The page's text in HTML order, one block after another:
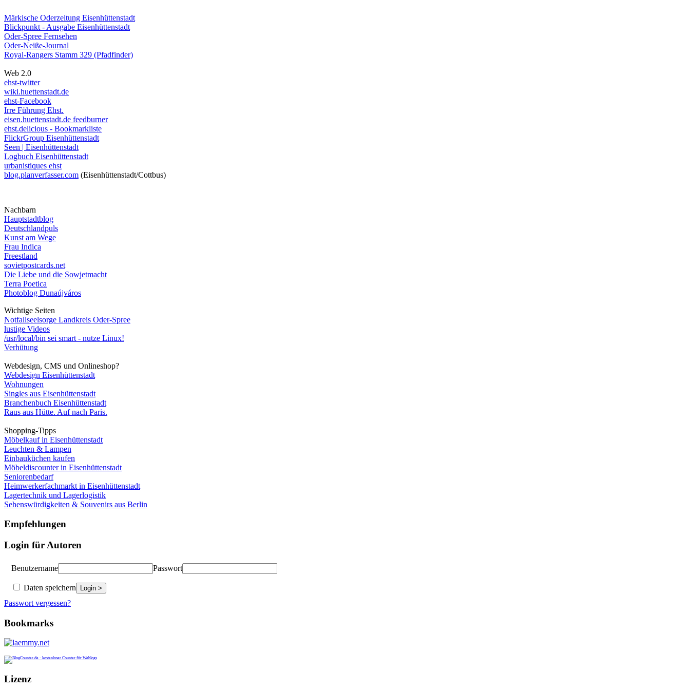
Märkische Oderzeitung Eisenhüttenstadt
Blickpunkt - Ausgabe Eisenhüttenstadt
Oder-Spree Fernsehen
Oder-Neiße-Journal
Royal-Rangers Stamm 329 (Pfadfinder)
Web 2.0
ehst-twitter
wiki.huettenstadt.de
ehst-Facebook
Irre Führung Ehst.
eisen.huettenstadt.de feedburner
ehst.delicious - Bookmarkliste
FlickrGroup Eisenhüttenstadt
Seen | Eisenhüttenstadt
Logbuch Eisenhüttenstadt
urbanistiques ehst
blog.planverfasser.com (Eisenhüttenstadt/Cottbus)
Nachbarn
Hauptstadtblog
Deutschlandpuls
Kunst am Wege
Frau Indica
Freestland
sovietpostcards.net
Die Liebe und die Sowjetmacht
Terra Poetica
Photoblog Dunaújváros
Wichtige Seiten
Notfallseelsorge Landkreis Oder-Spree
lustige Videos
/usr/local/bin sei smart - nutze Linux!
Verhütung
Webdesign, CMS und Onlineshop?
Webdesign Eisenhüttenstadt
Wohnungen
Singles aus Eisenhüttenstadt
Branchenbuch Eisenhüttenstadt
Raus aus Hütte. Auf nach Paris.
Shopping-Tipps
Möbelkauf in Eisenhüttenstadt
Leuchten & Lampen
Einbauküchen kaufen
Möbeldiscounter in Eisenhüttenstadt
Seniorenbedarf
Heimwerkerfachmarkt in Eisenhüttenstadt
Lagertechnik und Lagerlogistik
Sehenswürdigkeiten & Souvenirs aus Berlin
Empfehlungen
Login für Autoren
Benutzername Passwort
Daten speichern
Passwort vergessen?
Bookmarks
Lizenz